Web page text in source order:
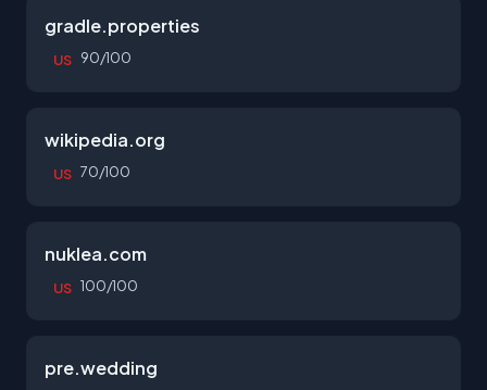
gradle.properties
US 90/100
wikipedia.org
US 70/100
nuklea.com
US 100/100
pre.wedding